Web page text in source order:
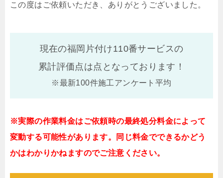
この度はご依頼いただき、ありがとうございました。
現在の福岡片付け110番サービスの
累計評価点は点となっております！
※最新100件施工アンケート平均
※実際の作業料金はご依頼時の最終処分料金によって
変動する可能性があります。同じ料金でできるかどう
かはわかりかねますのでご注意ください。